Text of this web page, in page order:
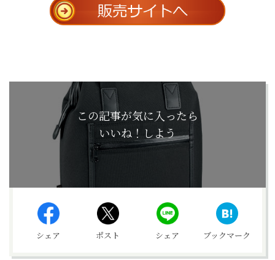
この記事が気に入ったら
いいね！しよう
シェア ポスト シェア ブックマーク